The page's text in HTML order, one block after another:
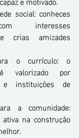
social: conheces
interesses
crias amizades
o currículo: o
valorizado por
e instituições de
a comunidade:
na construção